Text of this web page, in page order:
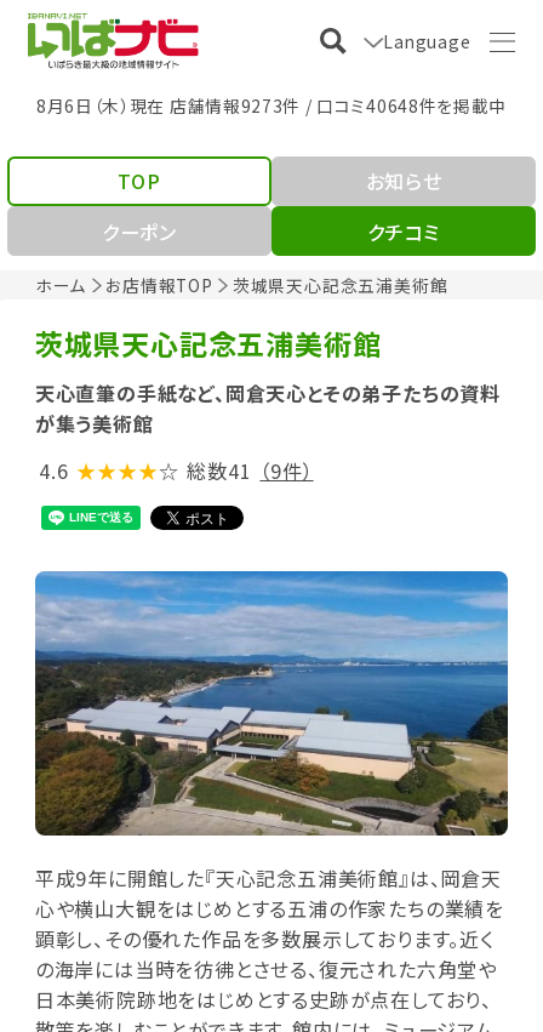
Language
8月6日（木）現在 店舗情報9273件 / 口コミ40648件を掲載中
ホーム お店情報TOP 茨城県天心記念五浦美術館
TOP
お知らせ
クーポン
クチコミ
茨城県天心記念五浦美術館
天心直筆の手紙など、岡倉天心とその弟子たちの資料
が集う美術館
4.6 ★★★★☆ 総数41 （9件）
平成9年に開館した『天心記念五浦美術館』は、岡倉天
心や横山大観をはじめとする五浦の作家たちの業績を
顕彰し、その優れた作品を多数展示しております。近く
の海岸には当時を彷彿とさせる、復元された六角堂や
日本美術院跡地をはじめとする史跡が点在しており、